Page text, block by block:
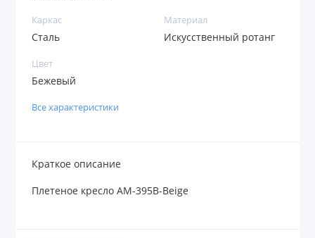
Каркас
Сталь
Материал
Искусственный ротанг
Цвет
Бежевый
Все характеристики
Краткое описание
Плетеное кресло AM-395B-Beige